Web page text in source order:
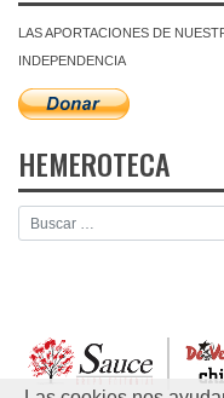
LAS APORTACIONES DE
INDEPENDENCIA
HEMEROTECA